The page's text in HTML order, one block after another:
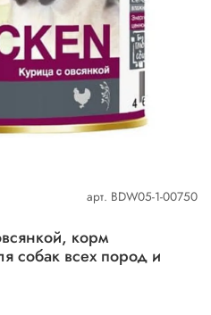
арт. BDW05-1-00750
корм
собак всех пород и